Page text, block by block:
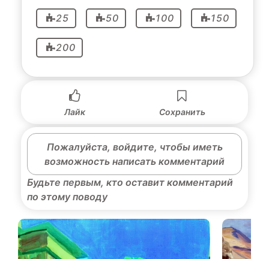
25 50 100 150
200
Лайк Сохранить
Пожалуйста, войдите, чтобы иметь
возможность написать комментарий
Будьте первым, кто оставит комментарий
по этому поводу